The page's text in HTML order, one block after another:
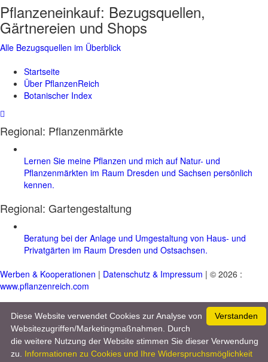
Pflanzeneinkauf: Bezugsquellen,
Gärtnereien und Shops
Alle Bezugsquellen im Überblick
Startseite
Über PflanzenReich
Botanischer Index
Regional: Pflanzenmärkte
Lernen Sie meine Pflanzen und mich auf Natur- und
Pflanzenmärkten im Raum Dresden und Sachsen persönlich
kennen.
Regional: Gartengestaltung
Beratung bei der Anlage und Umgestaltung von Haus- und
Privatgärten im Raum Dresden und Ostsachsen.
Werben & Kooperationen | Datenschutz & Impressum | © 2026 :
www.pflanzenreich.com
Verstanden
Diese Website verwendet Cookies zur Analyse von
Websitezugriffen/Marketingmaßnahmen. Durch
die weitere Nutzung der Website stimmen Sie dieser Verwendung
zu. Informationen zu Cookies und Ihre Widerspruchsmöglichkeit